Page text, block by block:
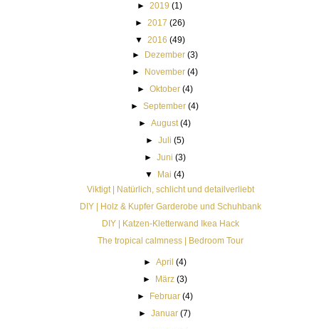
► 2019 (1)
► 2017 (26)
▼ 2016 (49)
►
Dezember (3)
►
November (4)
► Oktober (4)
►September (4)
►August (4)
► Juli (5)
► Juni (3)
▼
Mai (4)
Viktigt | Natürlich, schlicht und detailverliebt
DIY | Holz & Kupfer Garderobe und Schuhbank
DIY | Katzen-Kletterwand Ikea Hack
The tropical calmness | Bedroom Tour
► April (4)
►
März (3)
►
Februar (4)
►Januar (7)